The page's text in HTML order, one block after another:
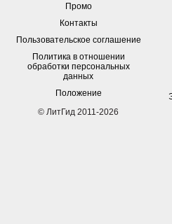
Промо
Контакты
Пользовательское соглашение
Политика в отношении
обработки персональных
данных
Положение
© ЛитГид 2011-2026